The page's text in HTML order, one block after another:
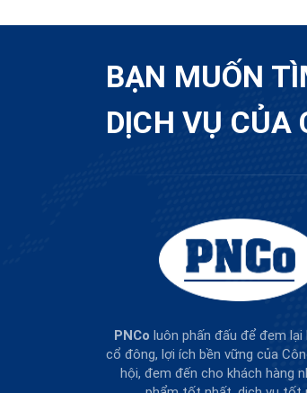
BẠN MUỐN
DỊCH VỤ CỦA
PNCo luôn phấn đấu để đem lại
cổ đông, lợi ích bền vững của
hội, đem đến cho khách hàng